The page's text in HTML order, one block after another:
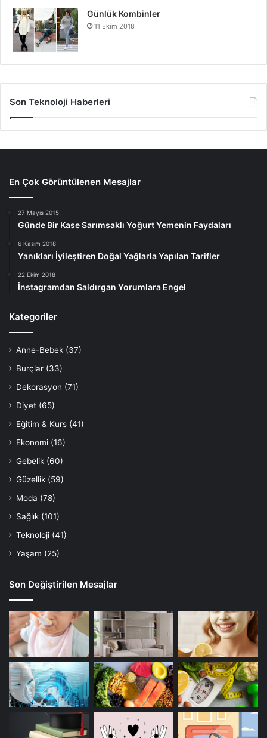
Günlük Kombinler
11 Ekim 2018
Son Teknoloji Haberleri
En Çok Görüntülenen Mesajlar
27 Mayıs 2015
Günde Bir Kase Sarımsaklı Yoğurt Yemenin Faydaları
6 Kasım 2018
Yanıkları İyileştiren Doğal Yağlarla Yapılan Tarifler
22 Ekim 2018
İnstagramdan Saldırgan Yorumlara Engel
Kategoriler
Anne-Bebek (37)
Burçlar (33)
Dekorasyon (71)
Diyet (65)
Eğitim & Kurs (41)
Ekonomi (16)
Gebelik (60)
Güzellik (59)
Moda (78)
Sağlık (101)
Teknoloji (41)
Yaşam (25)
Son Değiştirilen Mesajlar